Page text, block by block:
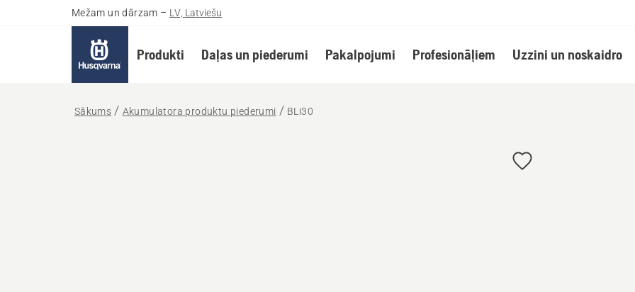
Mežam un dārzam – LV, Latviešu
Produkti Daļas un piederumi Pakalpojumi Profesionāļiem Uzzini un noskaidro
Sākums Akumulatora produktu piederumi BLi30